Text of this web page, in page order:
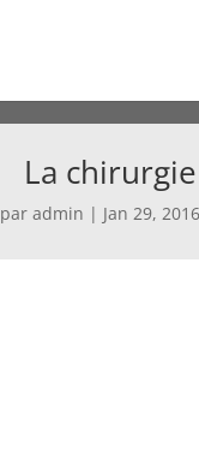
La
par admin | Jan 29, 2016